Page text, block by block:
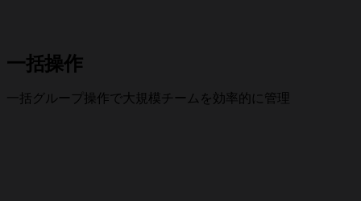
一括操作
一括グループ操作で大規模チームを効率的に管理